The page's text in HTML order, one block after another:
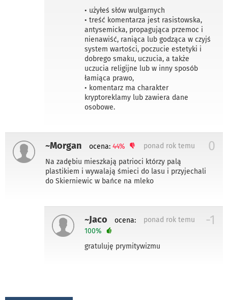
• użyłeś słów wulgarnych
• treść komentarza jest rasistowska,
antysemicka, propagująca przemoc i
nienawiść, raniąca lub godząca w czyjś
system wartości, poczucie estetyki i
dobrego smaku, uczucia, a także
uczucia religijne lub w inny sposób
łamiąca prawo,
• komentarz ma charakter
kryptoreklamy lub zawiera dane
osobowe.
~Morgan 0
ponad rok temu
ocena: 44%
Na zadębiu mieszkają patrioci którzy palą
plastikiem i wywalają śmieci do lasu i przyjechali
do Skierniewic w bańce na mleko
~Jaco -1
ponad rok temu
ocena:
100%
gratuluję prymitywizmu